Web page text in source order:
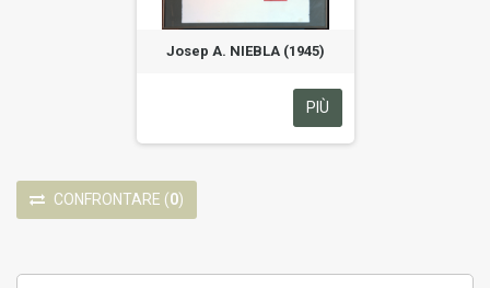
Josep A. NIEBLA (1945)
PIÙ
CONFRONTARE (0)